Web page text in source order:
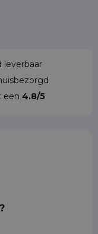
leverbaar
een 4.8/5